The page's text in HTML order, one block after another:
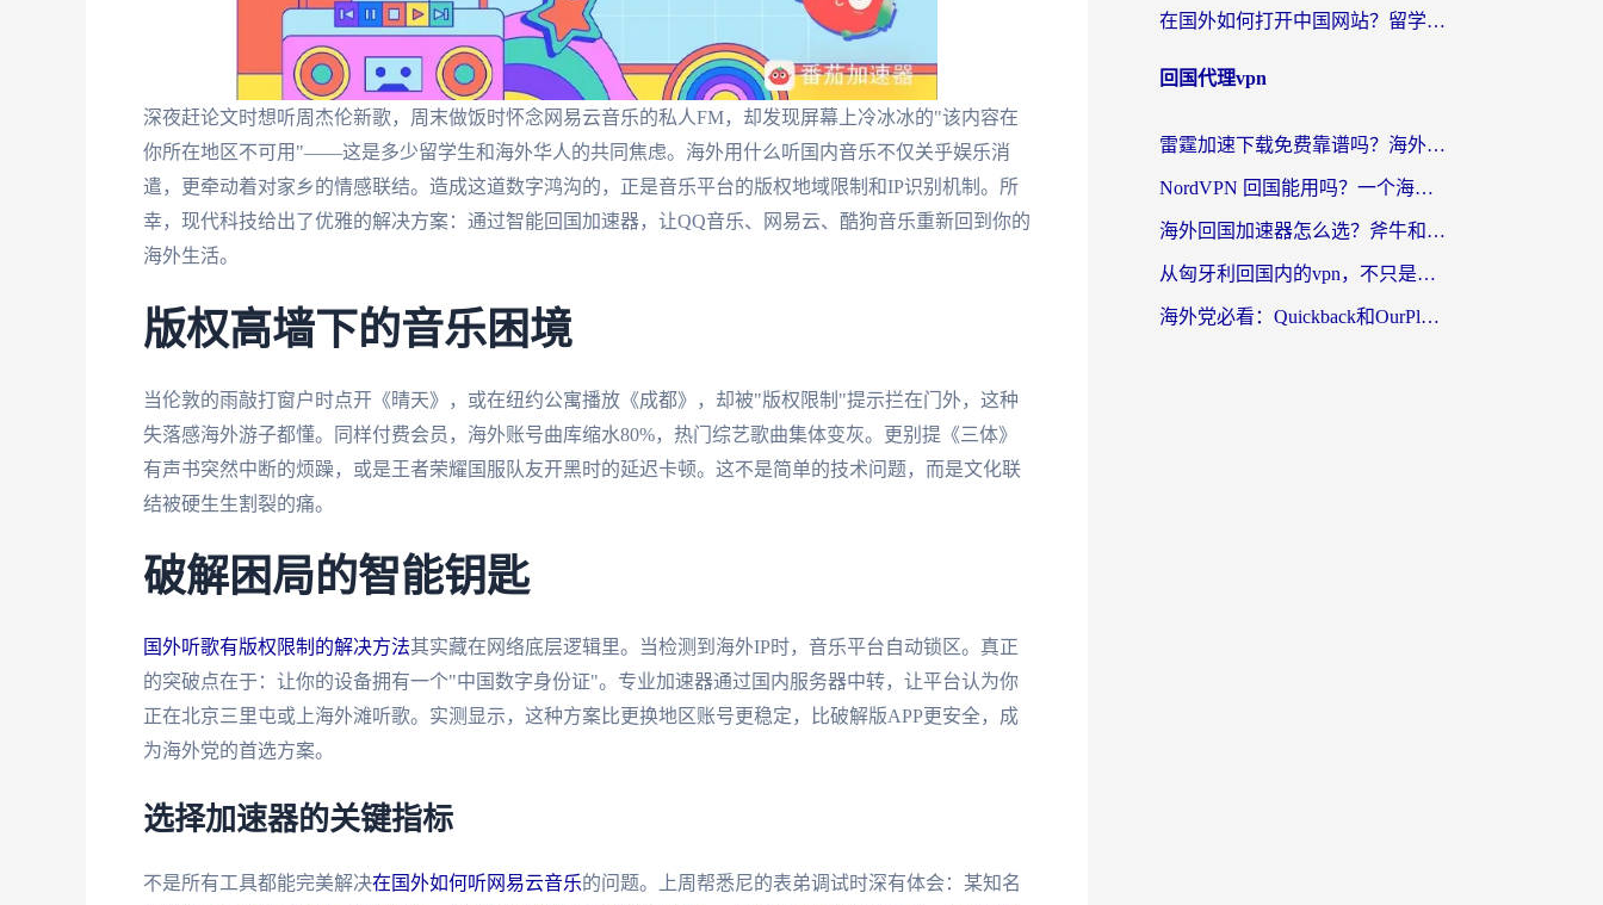
深夜赶论文时想听周杰伦新歌，周末做饭时怀念网易云音乐的私人FM，却发现屏幕上冷冰冰的"该内容在
你所在地区不可用"——这是多少留学生和海外华人的共同焦虑。海外用什么听国内音乐不仅关乎娱乐消
遣，更牵动着对家乡的情感联结。造成这道数字鸿沟的，正是音乐平台的版权地域限制和IP识别机制。所
幸，现代科技给出了优雅的解决方案：通过智能回国加速器，让QQ音乐、网易云、酷狗音乐重新回到你的
海外生活。
版权高墙下的音乐困境
当伦敦的雨敲打窗户时点开《晴天》，或在纽约公寓播放《成都》，却被"版权限制"提示拦在门外，这种
失落感海外游子都懂。同样付费会员，海外账号曲库缩水80%，热门综艺歌曲集体变灰。更别提《三体》
有声书突然中断的烦躁，或是王者荣耀国服队友开黑时的延迟卡顿。这不是简单的技术问题，而是文化联
结被硬生生割裂的痛。
破解困局的智能钥匙
国外听歌有版权限制的解决方法其实藏在网络底层逻辑里。当检测到海外IP时，音乐平台自动锁区。真正
的突破点在于：让你的设备拥有一个"中国数字身份证"。专业加速器通过国内服务器中转，让平台认为你
正在北京三里屯或上海外滩听歌。实测显示，这种方案比更换地区账号更稳定，比破解版APP更安全，成
为海外党的首选方案。
选择加速器的关键指标
不是所有工具都能完美解决在国外如何听网易云音乐的问题。上周帮悉尼的表弟调试时深有体会：某知名
在国外如何打开中国网站？留学生与海外华人的无缝访问指南
回国代理vpn
雷霆加速下载免费靠谱吗？海外党选回国加速器的避坑指南（附热门工具对比）
NordVPN 回国能用吗？一个海外用户必须面对的真实困境
海外回国加速器怎么选？斧牛和海龟哪个好？一篇帮你避开坑的实用指南
从匈牙利回国内的vpn，不只是为了刷剧那么简单
海外党必看：Quickback和OurPlay好用吗？3分钟选对回国加速器，无缝刷剧玩游戏